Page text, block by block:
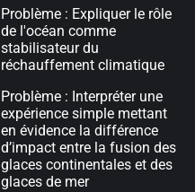
Problème : Expliquer le rôle
de l'océan comme
stabilisateur du
réchauffement climatique
Problème : Interpréter une
expérience simple mettant
en évidence la différence
d’impact entre la fusion des
glaces continentales et des
glaces de mer